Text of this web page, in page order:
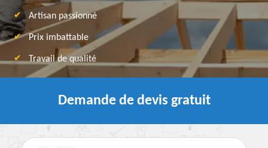
Artisan passionné
Prix imbattable
Travail de qualité
Demande de devis gratuit